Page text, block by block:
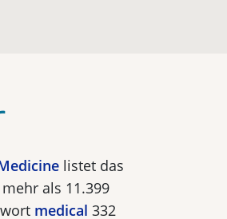
listet das
mehr als 11.399
medical 332